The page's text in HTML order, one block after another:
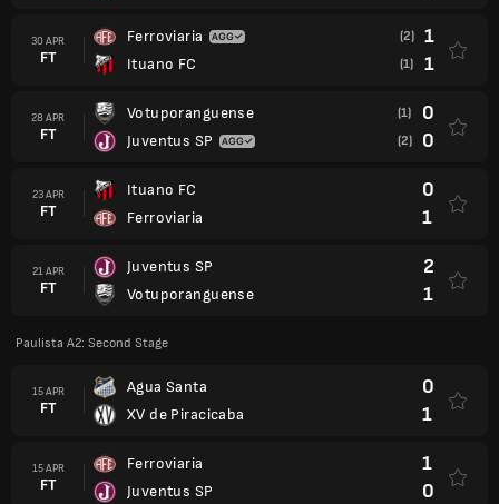
30 APR
FT
Ferroviaria
Ituano FC
(2) 1
(1) 1
28 APR
FT
Votuporanguense
Juventus SP
(1) 0
(2) 0
23 APR
FT
Ituano FC
Ferroviaria
0
1
21 APR
FT
Juventus SP
Votuporanguense
2
1
Paulista A2: Second Stage
15 APR
FT
Agua Santa
XV de Piracicaba
0
1
15 APR
FT
Ferroviaria
Juventus SP
1
0